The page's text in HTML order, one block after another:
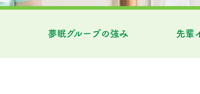
夢眠グループの強み 先輩